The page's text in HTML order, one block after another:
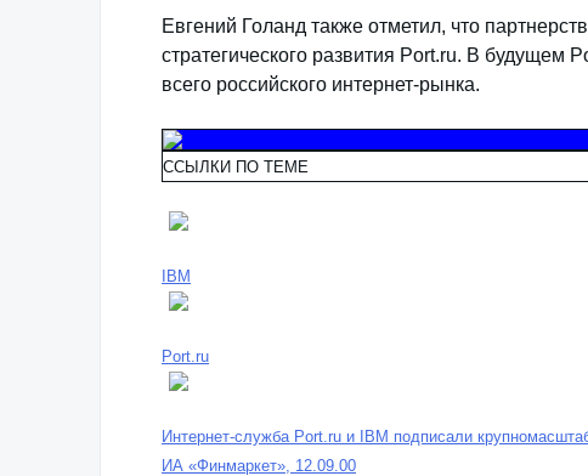
Евгений Голанд также отметил, что
стратегического развития Port.ru. В будущем
всего российского интернет-рынка.
ССЫЛКИ ПО ТЕМЕ
IBM
Port.ru
Интернет-служба Port.ru и IBM подписали
ИА «Финмаркет», 12.09.00